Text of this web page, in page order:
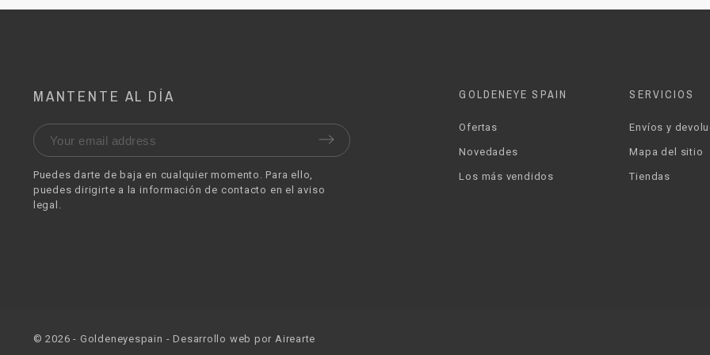
MANTENTE AL DÍA
Puedes darte de baja en cualquier momento. Para ello,
puedes dirigirte a la información de contacto en el aviso
legal.
GOLDENEYE SPAIN
Ofertas
Novedades
Los más vendidos
SERVICIOS
Envíos y
Mapa del sitio
Tiendas
©2026 - Goldeneyespain - Desarrollo web por Airearte